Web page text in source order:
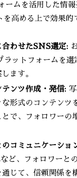
ームを活用した情
高める上で効果的
合わせたSNS選定:
ラットフォームを選
ます。
ンツ作成・発信:
な形式のコンテンツ
とで、フォロワーの
のコミュニケーショ
ど、フォロワーと
じて、信頼関係を